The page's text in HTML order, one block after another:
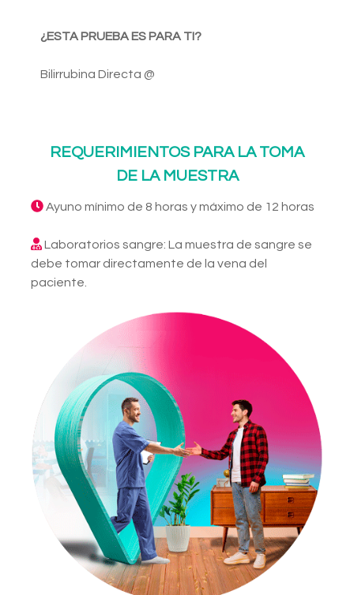
¿ESTA PRUEBA ES PARA TI?
Bilirrubina Directa @
REQUERIMIENTOS PARA LA TOMA
DE LA MUESTRA
Ayuno mínimo de 8 horas y máximo de 12 horas
Laboratorios sangre: La muestra de sangre se
debe tomar directamente de la vena del
paciente.